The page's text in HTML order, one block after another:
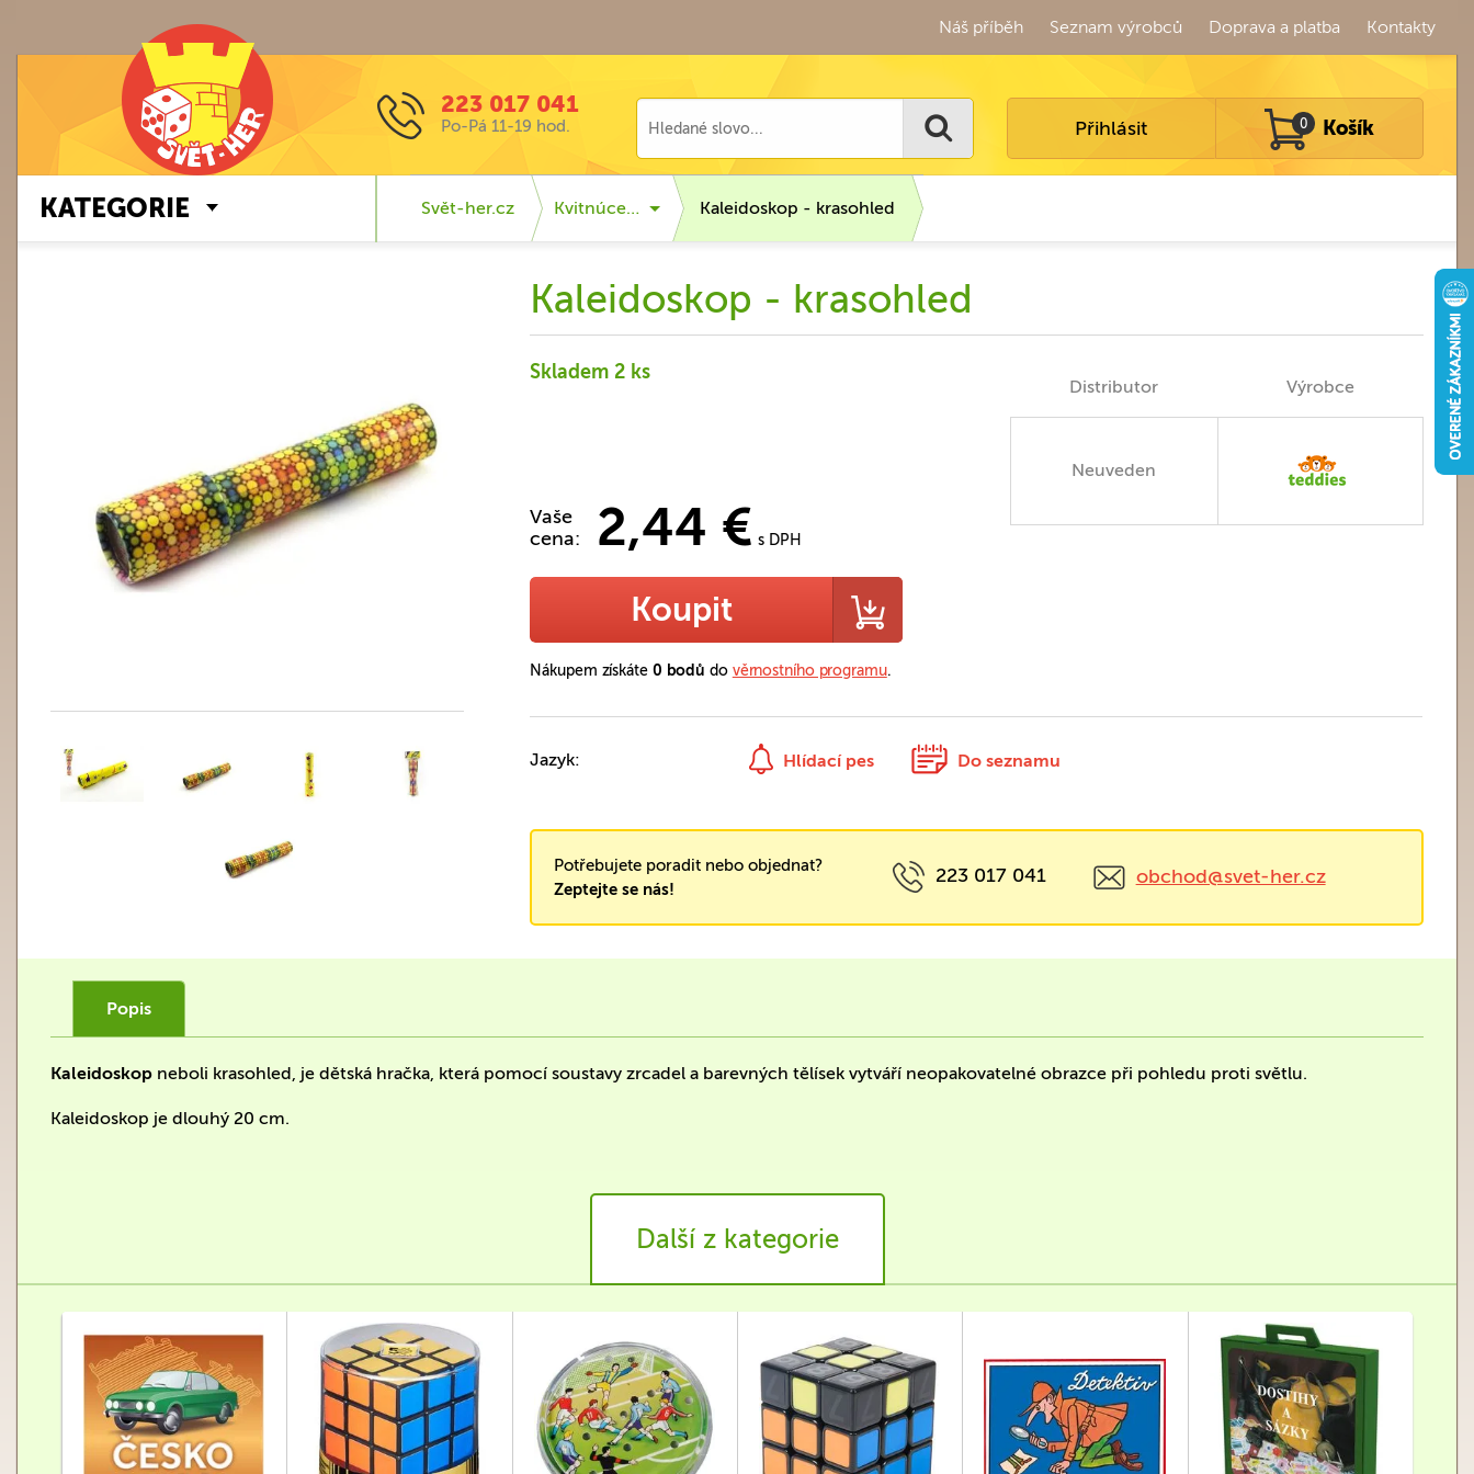
Náš příběh Seznam výrobců Doprava a platba Kontakty
223 017 041
Po-Pá 11-19 hod. Přihlásit 0 Košík
KATEGORIE Svět-her.cz Kvitnúce… Kaleidoskop - krasohled
Kaleidoskop - krasohled
Vaše
cena:
2,44 € s DPH
Skladem 2 ks
Koupit
Nákupem získáte 0 bodů do věrnostního programu.
Distributor Výrobce
Neuveden
Jazyk: Hlídací pes Do seznamu
Potřebujete poradit nebo objednat?
Zeptejte se nás!
223 017 041 obchod@svet-her.cz
Popis
Kaleidoskop neboli krasohled, je dětská hračka, která pomocí soustavy zrcadel a barevných tělísek vytváří neopakovatelné obrazce při pohledu proti světlu.
Kaleidoskop je dlouhý 20 cm.
Další z kategorie